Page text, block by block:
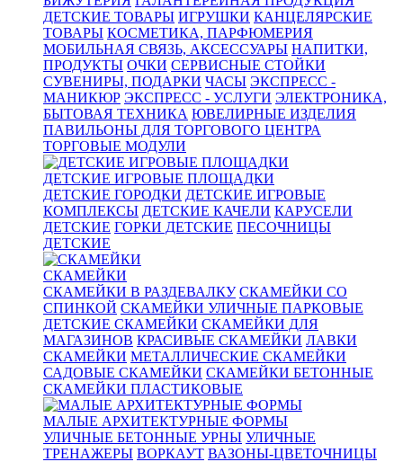
ДЕТСКИЕ ТОВАРЫ ИГРУШКИ КАНЦЕЛЯРСКИЕ
ТОВАРЫ КОСМЕТИКА, ПАРФЮМЕРИЯ
МОБИЛЬНАЯ СВЯЗЬ, АКСЕССУАРЫ НАПИТКИ,
ПРОДУКТЫ ОЧКИ СЕРВИСНЫЕ СТОЙКИ
СУВЕНИРЫ, ПОДАРКИ ЧАСЫ ЭКСПРЕСС -
МАНИКЮР ЭКСПРЕСС - УСЛУГИ ЭЛЕКТРОНИКА,
БЫТОВАЯ ТЕХНИКА ЮВЕЛИРНЫЕ ИЗДЕЛИЯ
ПАВИЛЬОНЫ ДЛЯ ТОРГОВОГО ЦЕНТРА
ТОРГОВЫЕ МОДУЛИ
ДЕТСКИЕ ИГРОВЫЕ ПЛОЩАДКИ
ДЕТСКИЕ ГОРОДКИ ДЕТСКИЕ ИГРОВЫЕ
КОМПЛЕКСЫ ДЕТСКИЕ КАЧЕЛИ КАРУСЕЛИ
ДЕТСКИЕ ГОРКИ ДЕТСКИЕ ПЕСОЧНИЦЫ
ДЕТСКИЕ
СКАМЕЙКИ
СКАМЕЙКИ В РАЗДЕВАЛКУ СКАМЕЙКИ СО
СПИНКОЙ СКАМЕЙКИ УЛИЧНЫЕ ПАРКОВЫЕ
ДЕТСКИЕ СКАМЕЙКИ СКАМЕЙКИ ДЛЯ
МАГАЗИНОВ КРАСИВЫЕ СКАМЕЙКИ ЛАВКИ
СКАМЕЙКИ МЕТАЛЛИЧЕСКИЕ СКАМЕЙКИ
САДОВЫЕ СКАМЕЙКИ СКАМЕЙКИ БЕТОННЫЕ
СКАМЕЙКИ ПЛАСТИКОВЫЕ
МАЛЫЕ АРХИТЕКТУРНЫЕ ФОРМЫ
УЛИЧНЫЕ БЕТОННЫЕ УРНЫ УЛИЧНЫЕ
ТРЕНАЖЕРЫ ВОРКАУТ ВАЗОНЫ-ЦВЕТОЧНИЦЫ